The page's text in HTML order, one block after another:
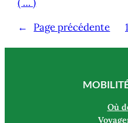
←
Page précédente 1
Où